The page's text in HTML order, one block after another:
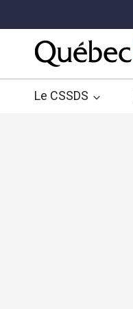
au
contenu
Le CSSDS